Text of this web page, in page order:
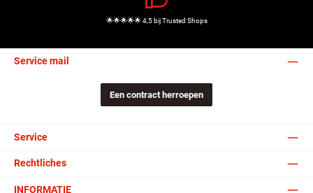
🌟🌟🌟🌟🌟 4,5 bij Trusted Shops
Service mail
Een contract herroepen
Service
Rechtliches
INFORMATIE